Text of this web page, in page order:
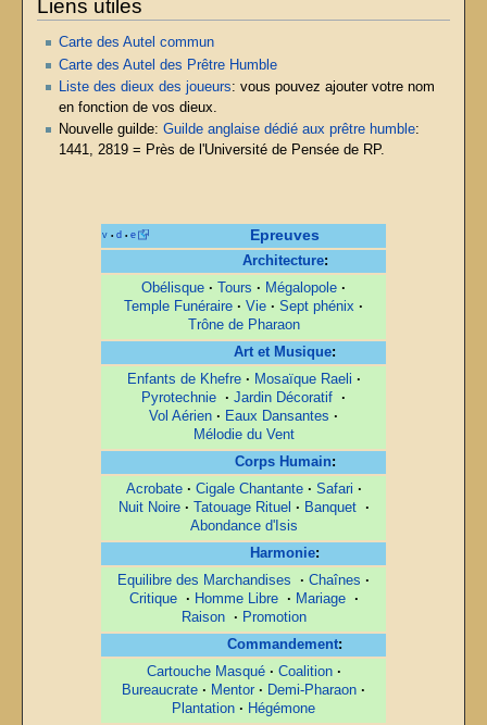
Liens utiles
Carte des Autel commun
Carte des Autel des Prêtre Humble
Liste des dieux des joueurs: vous pouvez ajouter votre nom
en fonction de vos dieux.
Nouvelle guilde: Guilde anglaise dédié aux prêtre humble:
1441, 2819 = Près de l'Université de Pensée de RP.
v • d • e Epreuves
Architecture:
Obélisque · Tours · Mégalopole ·
Temple Funéraire · Vie · Sept phénix ·
Trône de Pharaon
Art et Musique:
Enfants de Khefre · Mosaïque Raeli ·
Pyrotechnie · Jardin Décoratif ·
Vol Aérien · Eaux Dansantes ·
Mélodie du Vent
Corps Humain:
Acrobate · Cigale Chantante · Safari ·
Nuit Noire · Tatouage Rituel · Banquet
·
Abondance d'Isis
Harmonie:
Equilibre des Marchandises
· Chaînes ·
Critique
· Homme Libre · Mariage
·
Raison · Promotion
Commandement:
Cartouche Masqué · Coalition ·
Bureaucrate · Mentor · Demi-Pharaon ·
Plantation · Hégémone